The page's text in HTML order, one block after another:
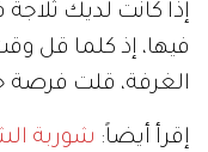
إذا كانت لديك
فيها، إذ كلما قل
الغرفة، قلت فرصة
إقرأ أيضاً: شوربة